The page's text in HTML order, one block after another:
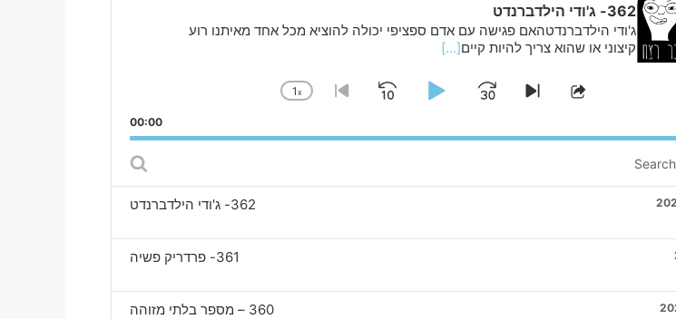
362- ג'ודי הילדברנדט
ג'ודי הילדברנדטהאם פגישה עם אדם ספציפי יכולה להוציא מכל אחד מאיתנו רוע
קיצוני או שהוא צריך להיות קיים[...]
Change
Rate
1x
Go
previous
Skip
Backward
Play
Pause
Jump
Forward
Skip
next
Share
Episode
00:00
362- ג'ודי הילדברנדט
361- פרדריק פשיה
360 – מספר בלתי מזוהה